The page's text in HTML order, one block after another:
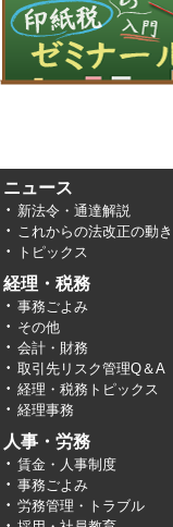
ニュース
新法令・通達解説
これからの法改正の動き
トピックス
経理・税務
事務ごよみ
その他
会計・財務
取引先リスク管理Q＆A
経理・税務トピックス
経理事務
人事・労務
賃金・人事制度
事務ごよみ
労務管理・トラブル